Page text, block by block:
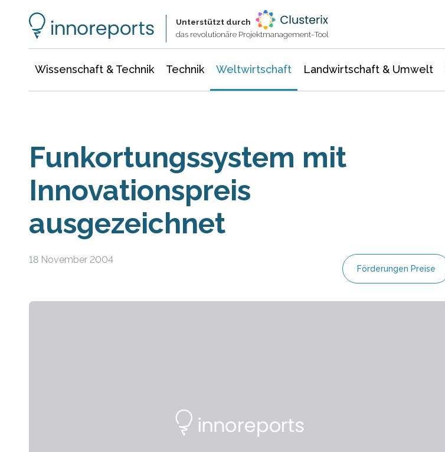
Unterstützt durch
das revolutionäre Projektmanagement-Tool
Wissenschaft & Technik Technik Weltwirtschaft Landwirtschaft & Umwelt
Funkortungssystem mit
Innovationspreis
ausgezeichnet
18 November 2004
Förderungen Preise